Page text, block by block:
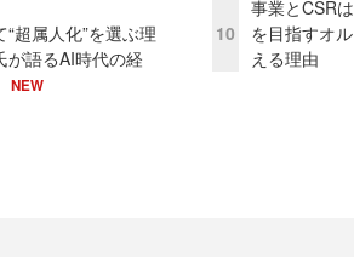
超属人化”を選ぶ理
語るAI時代の経
NEW
10
事業とCSR
を目指すオ
える理由